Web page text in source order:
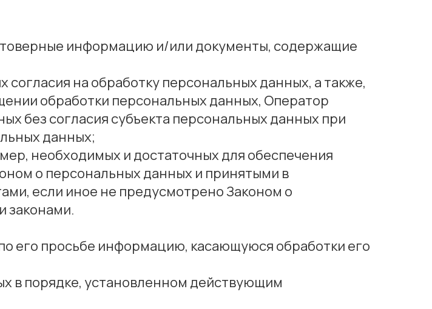
информацию и/или документы, содержащие
на обработку персональных данных, а также,
обработки персональных данных, Оператор
без согласия субъекта персональных данных при
данных;
необходимых и достаточных для обеспечения
о персональных данных и принятыми в
если иное не предусмотрено Законом о
законами.
его просьбе информацию, касающуюся обработки его
в порядке, установленном действующим